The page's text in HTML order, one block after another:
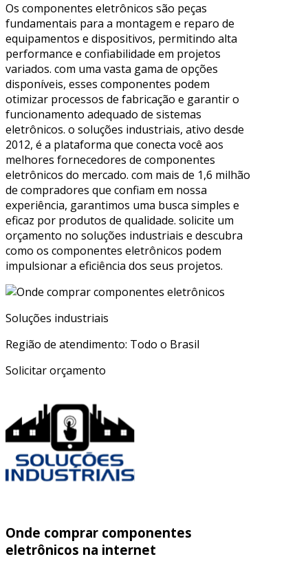
Os componentes eletrônicos são peças
fundamentais para a montagem e reparo de
equipamentos e dispositivos, permitindo alta
performance e confiabilidade em projetos
variados. com uma vasta gama de opções
disponíveis, esses componentes podem
otimizar processos de fabricação e garantir o
funcionamento adequado de sistemas
eletrônicos. o soluções industriais, ativo desde
2012, é a plataforma que conecta você aos
melhores fornecedores de componentes
eletrônicos do mercado. com mais de 1,6 milhão
de compradores que confiam em nossa
experiência, garantimos uma busca simples e
eficaz por produtos de qualidade. solicite um
orçamento no soluções industriais e descubra
como os componentes eletrônicos podem
impulsionar a eficiência dos seus projetos.
Soluções industriais
Região de atendimento: Todo o Brasil
Solicitar orçamento
Onde comprar componentes
eletrônicos na internet